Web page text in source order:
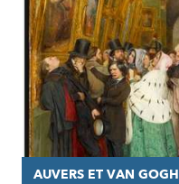
AUVERS ET VAN GOGH